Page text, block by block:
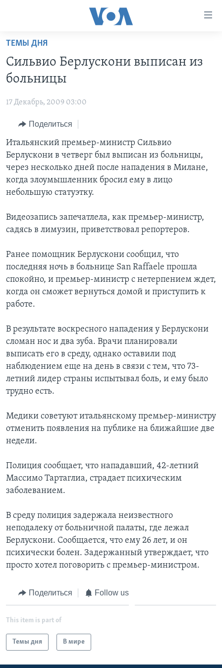
Перейти
основной
контент
навигации
Перейти
поиск
ПРОГРАММЫ
НОВОСТИ ЗА МИНУТУ
ИТОГИ
ПОЧЕМУ ЭТО ВАЖНО?
ДИСКУССИЯ VOA
ДЕТАЛИ
НЬЮ-ЙОРК NEW YORK
АМЕРИКА. БОЛЬШОЕ ПУТЕШЕСТВИЕ
УЧИМ АНГЛИЙСКИЙ
НАША АМЕРИКАНСКАЯ ИСТОРИЯ
А КАК В АМЕРИКЕ?
АРТЕФАКТЫ
АМЕРИКАНСКИЕ ГОРОДКИ
ТЕСТЫ
ЭКСПЕРТИЗА
ИНТЕРВЬЮ
ФАКТЫ ПРОТИВ ФЕЙКОВ
ЗА СВОБОДУ ПРЕССЫ
УЧИМ АНГЛИЙСКИЙ
ВИДЕО
ПОДПИСКА НА НОВОСТИ
СОЦИАЛЬНЫЕ СЕТИ
ТЕМЫ ДНЯ
Сильвио Берлускони выписан из
больницы
17 Декабрь, 2009 03:00
Поделиться
Итальянский премьер-министр Сильвио
Берлускони в четверг был выписан из больницы,
через несколько дней после нападения в Милане,
когда злоумышленник бросил ему в лицо
небольшую статуэтку.
Видеозапись запечатлела, как премьер-министр,
садясь в лимузин, приветствовал репортеров.
Ранее помощник Берлускони сообщил, что
последняя ночь в больнице San Raffaele прошла
спокойно, и премьер-министр с нетерпением ждет,
когда он сможет вернуться домой и приступить к
работе.
В результате воскресного нападения у Берлускони
сломан нос и два зуба. Врачи планировали
выписать его в среду, однако оставили под
наблюдением еще на день в связи с тем, что 73-
летний лидер страны испытывал боль, и ему было
трудно есть.
Медики советуют итальянскому премьер-министру
отменить появления на публике на ближайшие две
недели.
Полиция сообщает, что нападавший, 42-летний
Массимо Тартаглиа, страдает психическим
заболеванием.
В среду полиция задержала неизвестного
неподалеку от больничной палаты, где лежал
Берлускони. Сообщается, что ему 26 лет, и он
психически болен. Задержанный утверждает, что
просто хотел поговорить с премьер-министром.
Поделиться Follow us
This item is part of
Темы дня В мире